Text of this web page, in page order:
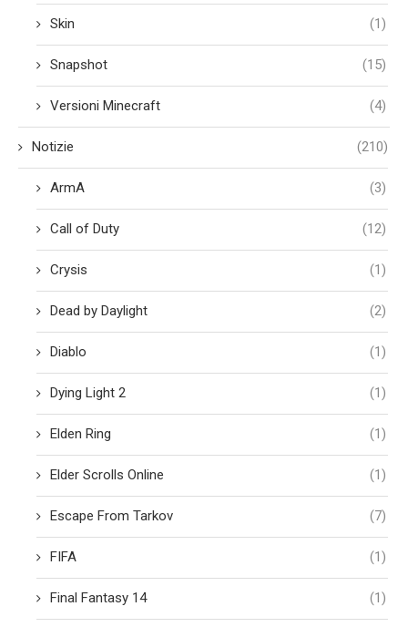
Skin (1)
Snapshot (15)
Versioni Minecraft (4)
Notizie (210)
ArmA (3)
Call of Duty (12)
Crysis (1)
Dead by Daylight (2)
Diablo (1)
Dying Light 2 (1)
Elden Ring (1)
Elder Scrolls Online (1)
Escape From Tarkov (7)
FIFA (1)
Final Fantasy 14 (1)